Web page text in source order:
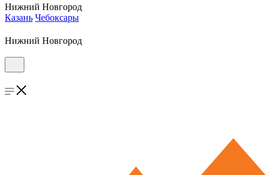
Нижний Новгород
Казань Чебоксары
Нижний Новгород